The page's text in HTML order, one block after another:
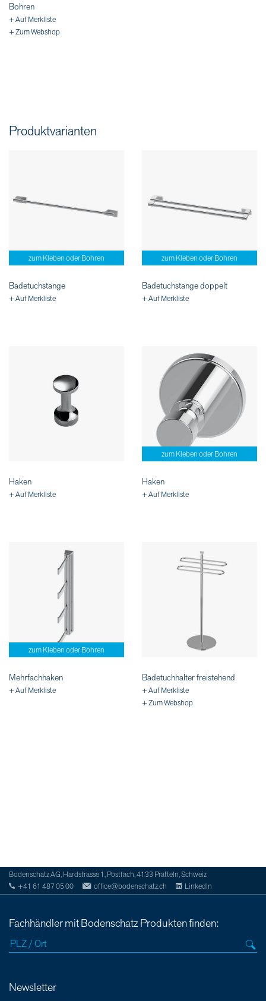
Bohren
+ Auf Merkliste
+ Zum Webshop
Produktvarianten
zum Kleben oder Bohren
Badetuchstange
+ Auf Merkliste
zum Kleben oder Bohren
Badetuchstange doppelt
+ Auf Merkliste
Haken
+ Auf Merkliste
zum Kleben oder Bohren
Haken
+ Auf Merkliste
zum Kleben oder Bohren
Mehrfachhaken
+ Auf Merkliste
Badetuchhalter freistehend
+ Auf Merkliste
+ Zum Webshop
Bodenschatz AG, Hardstrasse 1, Postfach, 4133 Pratteln, Schweiz
+41 61 487 05 00
office@bodenschatz.ch LinkedIn
Fachhändler mit Bodenschatz Produkten finden:
Newsletter